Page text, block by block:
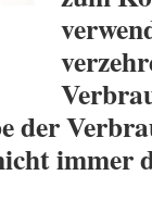
immer